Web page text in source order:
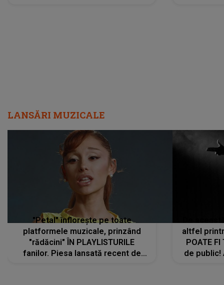
LANSĂRI MUZICALE
"Petal" înflorește pe toate
platformele muzicale, prinzând
"rădăcini" ÎN PLAYLISTURILE
fanilor. Piesa lansată recent de
altfel
POATE FI
de public!